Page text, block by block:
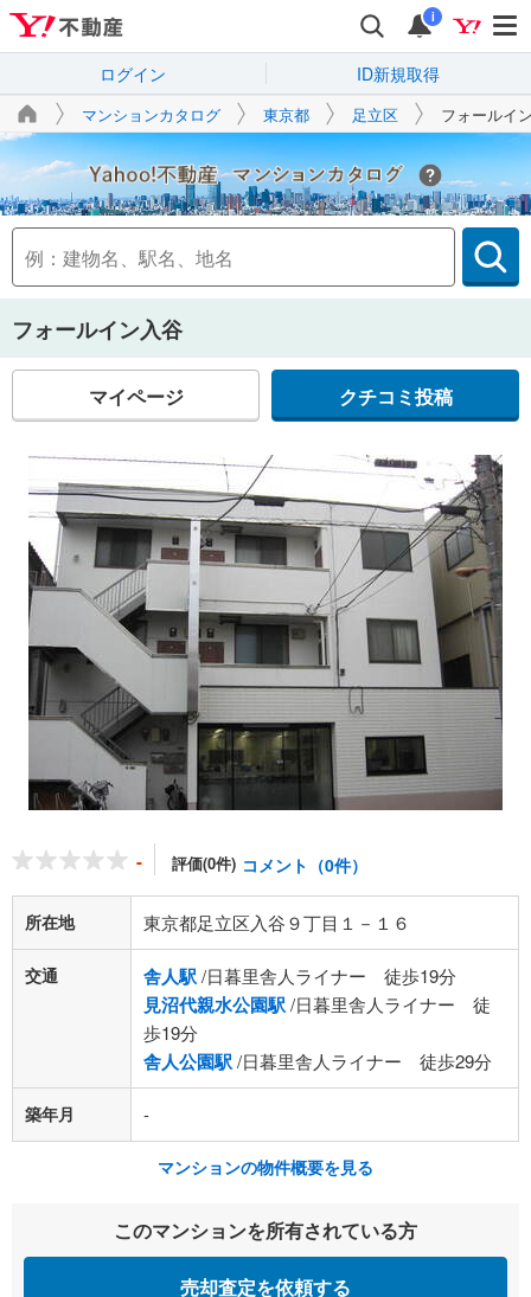
i
ログイン ID新規取得
マンションカタログ 東京都 足立区 フォールイ
Yahoo!不動産
フォールイン入谷
マイページ クチコミ投稿
- 評価(0件) コメント（0件）
所在地 東京都足立区入谷９丁目１－１６
交通 舎人駅/日暮里舎人ライナー 徒歩19分
見沼代親水公園駅/日暮里舎人ライナー 徒
歩19分
舎人公園駅/日暮里舎人ライナー 徒歩29分
築年月 -
マンションの物件概要を見る
このマンションを所有されている方
売却査定を依頼する